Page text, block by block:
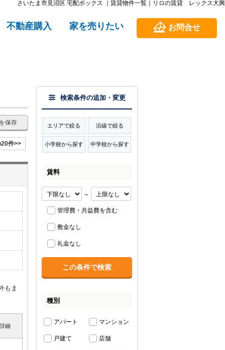
さいたま市見沼区 宅配ボックス ｜賃貸物件一覧｜リロの賃貸 レックス大興
不動産購入 家を売りたい お問合せ
保存
件>>
もま
細
検索条件の追加・変更
エリアで絞る 沿線で絞る
小学校から探す 中学校から探す
賃料
～
管理費・共益費を含む
敷金なし
礼金なし
種別
アパート マンション
戸建て 店舗